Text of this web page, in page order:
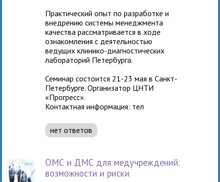
Практический опыт по разработке и
внедрению системы менеджмента
качества рассматривается в ходе
ознакомления с деятельностью
ведущих клинико-диагностических
лабораторий Петербурга.
Семинар состоится 21-23 мая в Санкт-
Петербурге. Организатор ЦНТИ
«Прогресс».
Контактная информация: тел
нет ответов
ОМС и ДМС для медучреждений:
возможности и риски